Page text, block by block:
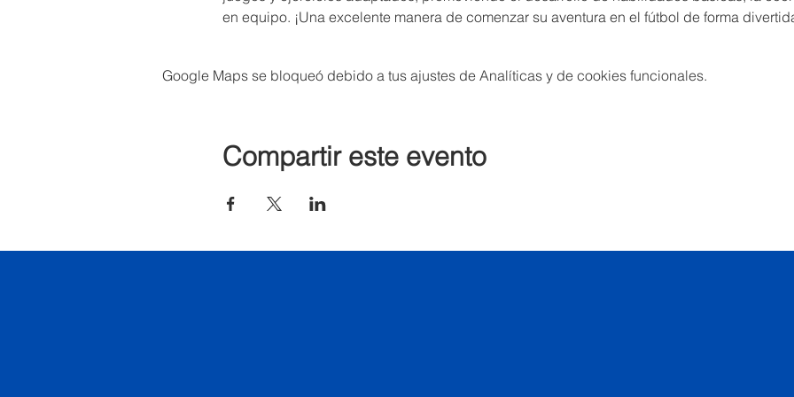
en equipo. ¡Una excelente manera de comenzar su aventura en el fútbol de forma
Google Maps se bloqueó debido a tus ajustes de Analíticas y de cookies funcionales.
Compartir este evento